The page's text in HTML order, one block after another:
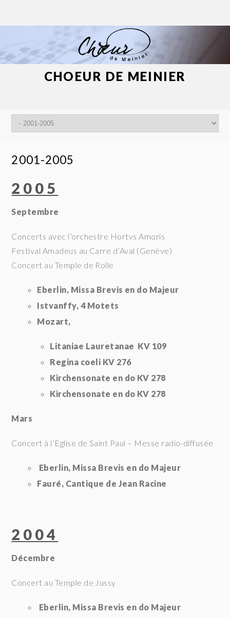
CHOEUR DE MEINIER
2001-2005
2005
Septembre
Concerts avec l’orchestre Hortvs Amoris
Festival Amadeus au Carre d’Aval (Genève)
Concert au Temple de Rolle
Eberlin, Missa Brevis en do Majeur
Istvanffy, 4 Motets
Mozart,
Litaniae Lauretanae KV 109
Regina coeli KV 276
Kirchensonate en do KV 278
Kirchensonate en do KV 278
Mars
Concert à l’Eglise de Saint Paul – Messe radio-diffusée
Eberlin, Missa Brevis en do Majeur
Fauré, Cantique de Jean Racine
2004
Décembre
Concert au Temple de Jussy
Eberlin, Missa Brevis en do Majeur